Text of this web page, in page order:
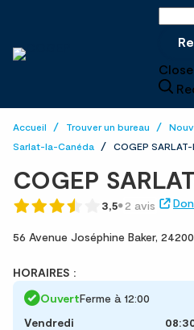
Close
Accueil Trouver un bureau
Sarlat-la-Canéda
COGEP
COGEP
3,5 2 avis
56 Avenue Joséphine Baker,
HORAIRES :
OuvertFerme à 12:00
Vendredi